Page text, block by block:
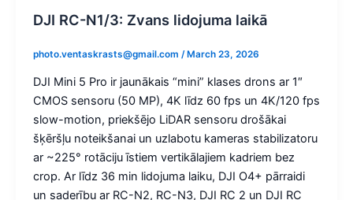
DJI RC-N1/3: Zvans lidojuma laikā
photo.ventaskrasts@gmail.com / March 23, 2026
DJI Mini 5 Pro ir jaunākais “mini” klases drons ar 1″
CMOS sensoru (50 MP), 4K līdz 60 fps un 4K/120 fps
slow-motion, priekšējo LiDAR sensoru drošākai
šķēršļu noteikšanai un uzlabotu kameras stabilizatoru
ar ~225° rotāciju īstiem vertikālajiem kadriem bez
crop. Ar līdz 36 min lidojuma laiku, DJI O4+ pārraidi
un saderību ar RC-N2, RC-N3, DJI RC 2 un DJI RC